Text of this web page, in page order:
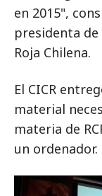
en 2015",
presidenta
Roja Chilena.
El CICR
material
materia de
un ordenador.